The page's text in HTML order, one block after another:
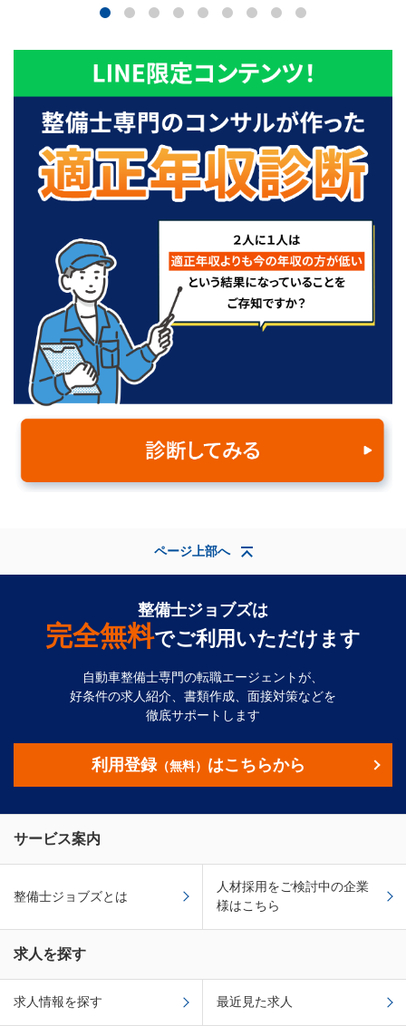
ページ上部へ
整備士ジョブズは
完全無料でご利用いただけます
自動車整備士専門の転職エージェントが、
好条件の求人紹介、書類作成、面接対策などを
徹底サポートします
利用登録（無料） はこちらから
サービス案内
整備士ジョブズとは
人材採用をご検討中の企業
様はこちら
求人を探す
求人情報を探す 最近見た求人